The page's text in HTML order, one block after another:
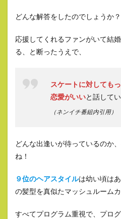
どんな解答をしたのでしょうか？
応援してくれるファンがいて結
る、と断ったうえで、
スケートに対しても
恋愛がいいと話してい
（ネンイチ番組内引用）
どんな出逢いが待っているのか
ね！
９位のヘアスタイルは幼い頃は
の髪型を真似たマッシュルーム
すべてプログラム重視で、プロ